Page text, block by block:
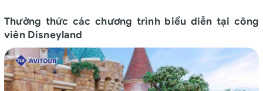
Thưởng thức các chương trình biểu diễn tại công
viên Disneyland